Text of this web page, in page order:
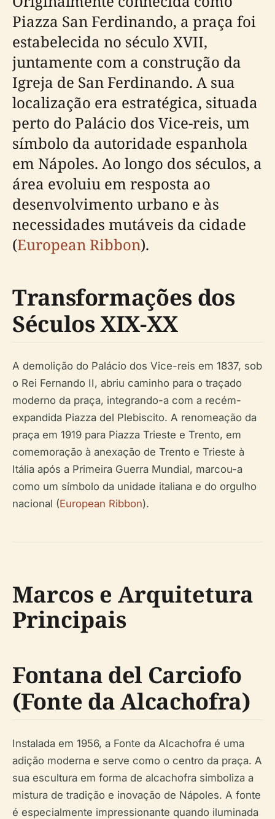
Piazza San Ferdinando, a praça foi
estabelecida no século XVII,
juntamente com a construção da
Igreja de San Ferdinando. A sua
localização era estratégica, situada
perto do Palácio dos Vice-reis, um
símbolo da autoridade espanhola
em Nápoles. Ao longo dos séculos, a
área evoluiu em resposta ao
desenvolvimento urbano e às
necessidades mutáveis da cidade
(European Ribbon).
Transformações dos
Séculos XIX-XX
A demolição do Palácio dos Vice-reis em 1837, sob
o Rei Fernando II, abriu caminho para o traçado
moderno da praça, integrando-a com a recém-
expandida Piazza del Plebiscito. A renomeação da
praça em 1919 para Piazza Trieste e Trento, em
comemoração à anexação de Trento e Trieste à
Itália após a Primeira Guerra Mundial, marcou-a
como um símbolo da unidade italiana e do orgulho
nacional (European Ribbon).
Marcos e Arquitetura
Principais
Fontana del Carciofo
(Fonte da Alcachofra)
Instalada em 1956, a Fonte da Alcachofra é uma
adição moderna e serve como o centro da praça. A
sua escultura em forma de alcachofra simboliza a
mistura de tradição e inovação de Nápoles. A fonte
é especialmente impressionante quando iluminada